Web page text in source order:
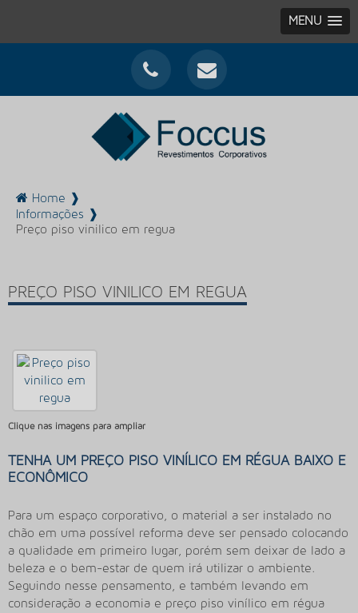
MENU
Home ❱
Informações ❱
Preço piso vinilico em regua
PREÇO PISO VINILICO EM REGUA
Clique nas imagens para ampliar
TENHA UM PREÇO PISO VINÍLICO EM RÉGUA BAIXO E
ECONÔMICO
Para um espaço corporativo, o material a ser instalado no
chão em uma possível reforma deve ser pensado colocando
a qualidade em primeiro lugar, porém sem deixar de lado a
beleza e o bem-estar de quem irá utilizar o ambiente.
Seguindo nesse pensamento, e também levando em
consideração a economia e preço piso vinílico em régua